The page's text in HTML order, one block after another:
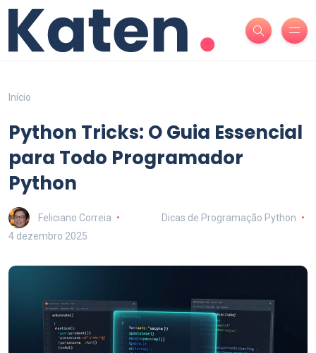
Início
Python Tricks: O Guia Essencial
para Todo Programador
Python
Feliciano Correia
Dicas de Programação Python
4 dezembro 2025